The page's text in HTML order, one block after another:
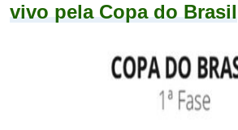
vivo pela Copa do Brasil